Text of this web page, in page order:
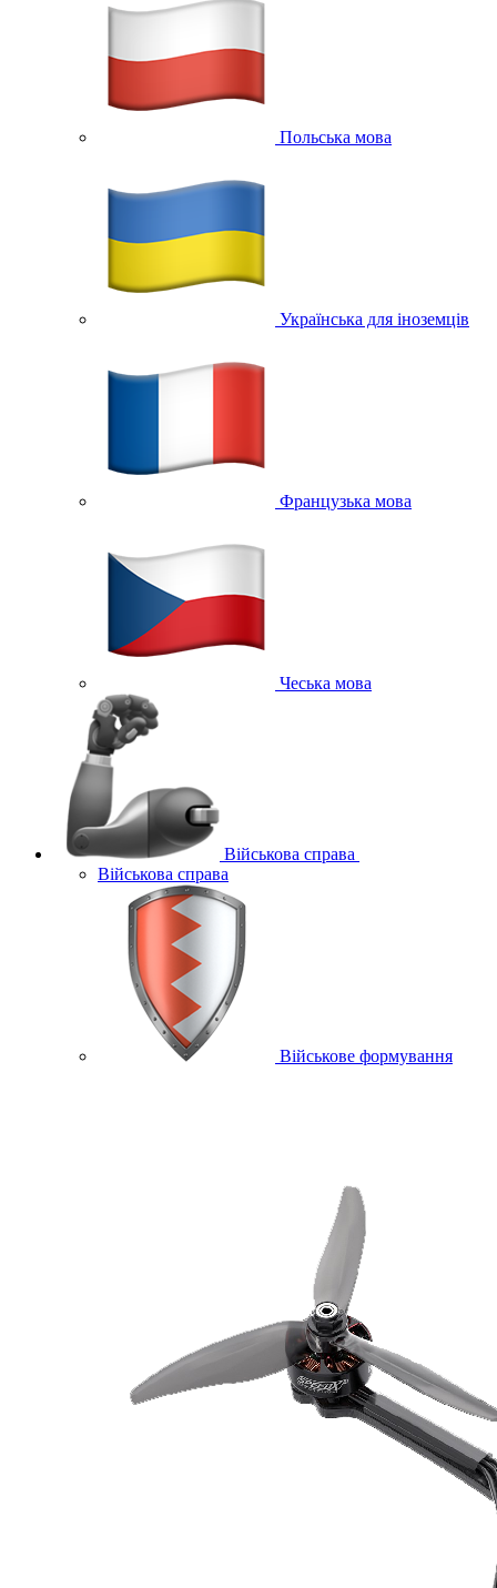
Польська мова
Українська для іноземців
Французька мова
Чеська мова
Військова справа
Військова справа
Військове формування